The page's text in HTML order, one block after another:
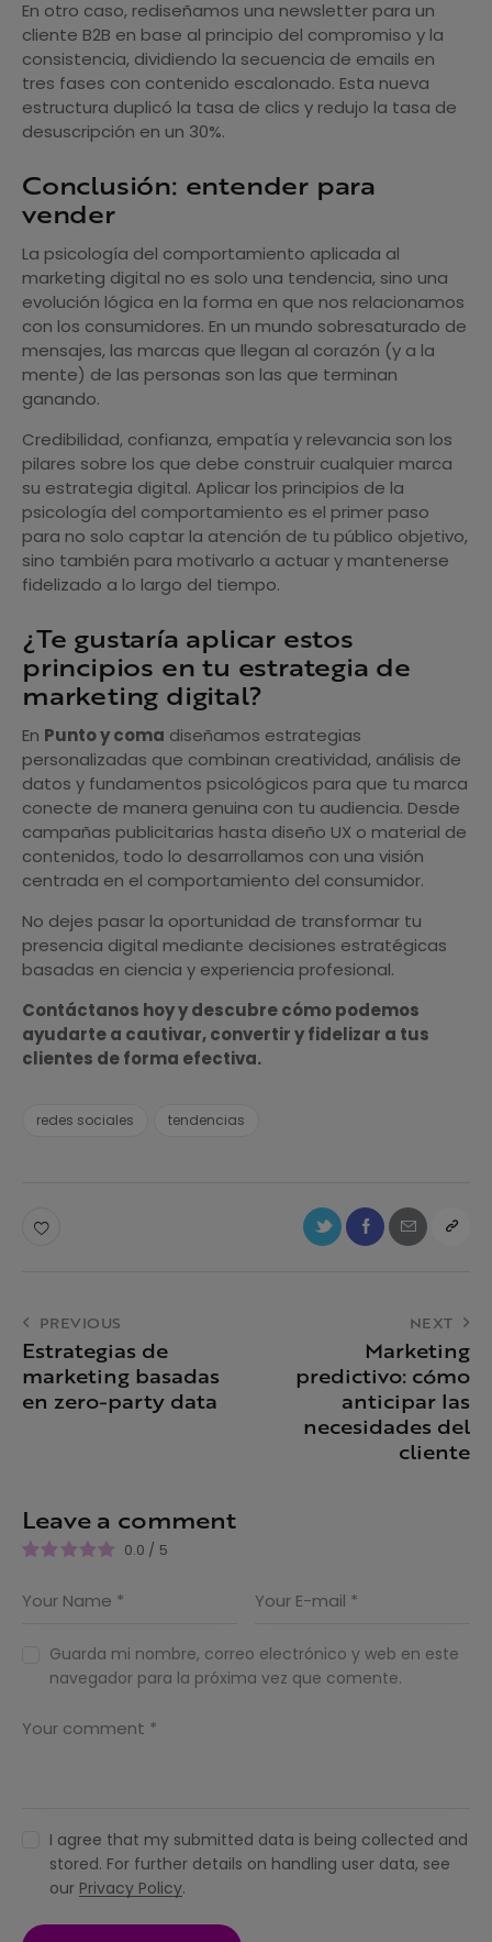
En otro caso, rediseñamos una newsletter para un
cliente B2B en base al principio del compromiso y la
consistencia, dividiendo la secuencia de emails en
tres fases con contenido escalonado. Esta nueva
estructura duplicó la tasa de clics y redujo la tasa de
desuscripción en un 30%.
Conclusión: entender para
vender
La psicología del comportamiento aplicada al
marketing digital no es solo una tendencia, sino una
evolución lógica en la forma en que nos relacionamos
con los consumidores. En un mundo sobresaturado de
mensajes, las marcas que llegan al corazón (y a la
mente) de las personas son las que terminan
ganando.
Credibilidad, confianza, empatía y relevancia son los
pilares sobre los que debe construir cualquier marca
su estrategia digital. Aplicar los principios de la
psicología del comportamiento es el primer paso
para no solo captar la atención de tu público objetivo,
sino también para motivarlo a actuar y mantenerse
fidelizado a lo largo del tiempo.
¿Te gustaría aplicar estos
principios en tu estrategia de
marketing digital?
En Punto y coma diseñamos estrategias
personalizadas que combinan creatividad, análisis de
datos y fundamentos psicológicos para que tu marca
conecte de manera genuina con tu audiencia. Desde
campañas publicitarias hasta diseño UX o material de
contenidos, todo lo desarrollamos con una visión
centrada en el comportamiento del consumidor.
No dejes pasar la oportunidad de transformar tu
presencia digital mediante decisiones estratégicas
basadas en ciencia y experiencia profesional.
Contáctanos hoy y descubre cómo podemos
ayudarte a cautivar, convertir y fidelizar a tus
clientes de forma efectiva.
redes sociales tendencias
PREVIOUS
Estrategias de
marketing basadas
en zero-party data
NEXT
Marketing
predictivo: cómo
anticipar las
necesidades del
cliente
Leave a comment
0.0 / 5
Guarda mi nombre, correo electrónico y web en este
navegador para la próxima vez que comente.
I agree that my submitted data is being collected and
stored. For further details on handling user data, see
our Privacy Policy.